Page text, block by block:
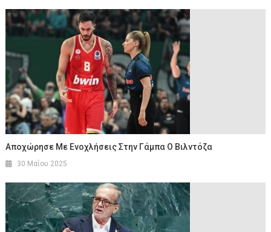
Αποχώρησε Με Ενοχλήσεις Στην Γάμπα Ο Βιλντόζα
30 Μαΐου 2025